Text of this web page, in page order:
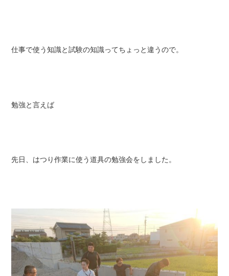
仕事で使う知識と試験の知識ってちょっと違うので。
勉強と言えば
先日、はつり作業に使う道具の勉強会をしました。